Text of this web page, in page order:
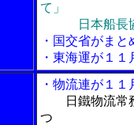
て」
日本船長協
・国交省がま
・東海運が１
・物流連が１
日鐵物流常
つ